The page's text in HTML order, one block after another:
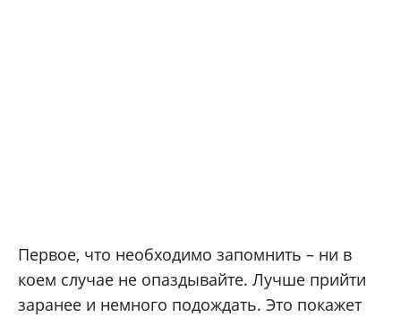
Первое, что необходимо запомнить – ни в
коем случае не опаздывайте. Лучше прийти
заранее и немного подождать. Это покажет